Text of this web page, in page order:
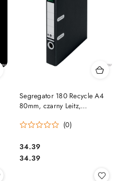
Segregator 180 Recycle A4
80mm, czarny Leitz,
(0)
Cena:
34.39
Cena:
34.39